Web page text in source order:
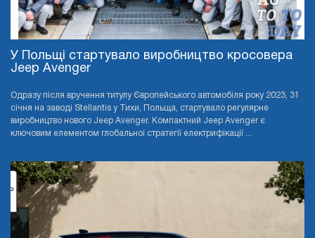
У Польщі стартувало виробництво кросовера
Jeep Avenger
Одразу після вручення титулу Європейського автомобіля року 2023, 31
січня на заводі Stellantis у Тихи, Польща, стартувало регулярне
виробництво нового Jeep Avenger. Компактний Jeep Avenger є
ключовим елементом глобальної стратегії електрифікації ...